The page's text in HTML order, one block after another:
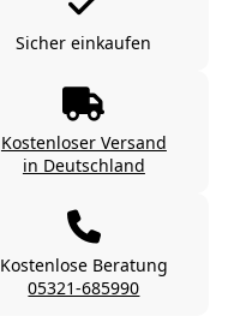
Sicher einkaufen
Kostenloser Versand
in Deutschland
Kostenlose Beratung
05321-685990